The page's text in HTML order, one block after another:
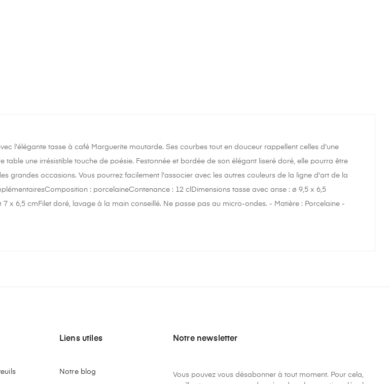
l'élégante tasse à café Marguerite moutarde. Ses courbes tout en douceur rappellent celles d'une
table une irrésistible touche de poésie. Festonnée et bordée de son élégant liseré doré, elle pourra être
grandes occasions. Vous pourrez facilement l'associer avec les autres couleurs de la ligne d'art de la
: porcelaineContenance : 12 clDimensions tasse avec anse : ø 9,5 x 6,5
7 x 6,5 cmFilet doré, lavage à la main conseillé. Ne passe pas au micro-ondes. - Matière : Porcelaine -
Liens utiles
Notre blog
Notre newsletter
Vous pouvez vous désabonner à tout moment. Pour cela,